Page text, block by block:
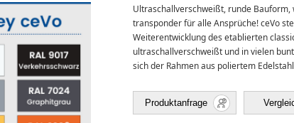
Ultraschallverschweißt, runde
transponder für alle Ansprüche! ceVo
Weiterentwicklung des etablierten
ultraschallverschweißt und in vielen
sich der Rahmen aus poliertem
Produktanfrage